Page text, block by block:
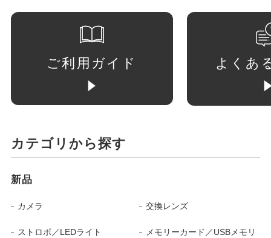
ご利用ガイド よくあ
カテゴリから探す
新品
カメラ 交換レンズ
ストロボ／LEDライト メモリーカード／USBメモリ